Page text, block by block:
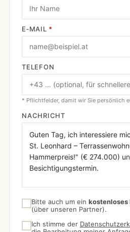
E‑MAIL *
TELEFON
* Pflichtfelder, damit wir Sie persönlich
NACHRICHT
Bitte auch um ein kostenloses
(über unseren Partner).
Ich stimme der